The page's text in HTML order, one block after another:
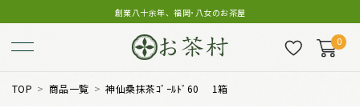
創業八十余年、福岡･八女のお茶屋
0
TOP 商品一覧 神仙桑抹茶ｺﾞｰﾙﾄﾞ60 1箱